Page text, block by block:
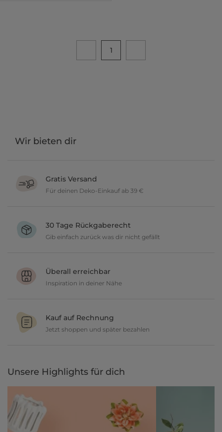
1
Wir bieten dir
Gratis Versand
Für deinen Deko-Einkauf ab 39 €
30 Tage Rückgaberecht
Gib einfach zurück was dir nicht gefällt
geben dir 30 Tage Zeit etwas zurückzusenden.
Überall erreichbar
Inspiration in deiner Nähe
und lasse dich inspirieren.
Kauf auf Rechnung
Jetzt shoppen und später bezahlen
Unsere Highlights für dich